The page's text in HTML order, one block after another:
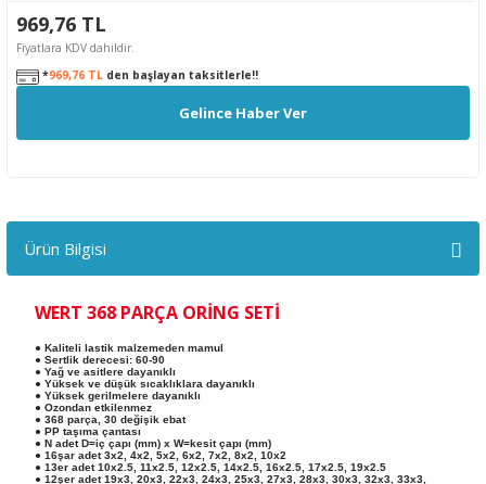
969,76 TL
Fiyatlara KDV dahildir.
*969,76 TL den başlayan taksitlerle!!
Gelince Haber Ver
Ürün Bilgisi
WERT 368 PARÇA ORİNG SETİ
● Kaliteli lastik malzemeden mamul
● Sertlik derecesi: 60-90
● Yağ ve asitlere dayanıklı
● Yüksek ve düşük sıcaklıklara dayanıklı
● Yüksek gerilmelere dayanıklı
● Ozondan etkilenmez
● 368 parça, 30 değişik ebat
● PP taşıma çantası
● N adet D=iç çapı (mm) x W=kesit çapı (mm)
● 16şar adet 3x2, 4x2, 5x2, 6x2, 7x2, 8x2, 10x2
● 13er adet 10x2.5, 11x2.5, 12x2.5, 14x2.5, 16x2.5, 17x2.5, 19x2.5
● 12şer adet 19x3, 20x3, 22x3, 24x3, 25x3, 27x3, 28x3, 30x3, 32x3, 33x3,